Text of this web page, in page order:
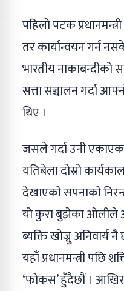
पहिलो पटक
तर कार्यान्वयन गर्न
भारतीय नाकाबन्दीको
सत्ता सञ्चालन गर्दा
थिए ।
जसले गर्दा उनी
यतिबेला दोस्रो
देखाएको सपनाको
यो कुरा बुझेका ओलीले
ब्यक्ति खोज्नु अनिवार्य
यहाँ प्रधानमन्त्री पछि
‘फोकस’ हुँदैछौं ।